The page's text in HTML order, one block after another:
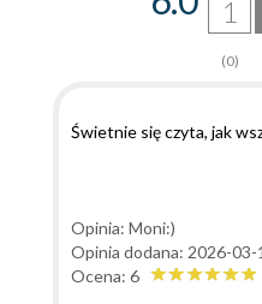
1
(0)
Świetnie się czyta, jak
Opinia: Moni:)
Opinia dodana: 2026-03-
Ocena: 6